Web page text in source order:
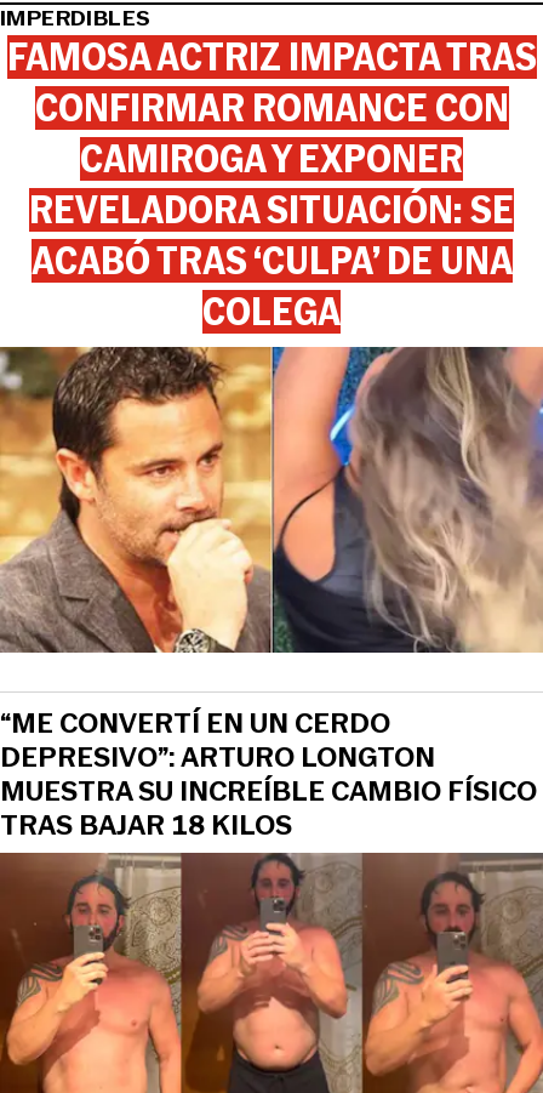
IMPERDIBLES
FAMOSA ACTRIZ IMPACTA TRAS
CONFIRMAR ROMANCE CON
CAMIROGA Y EXPONER
REVELADORA SITUACIÓN: SE
ACABÓ TRAS ‘CULPA’ DE UNA
COLEGA
“ME CONVERTÍ EN UN CERDO
DEPRESIVO”: ARTURO LONGTON
MUESTRA SU INCREÍBLE CAMBIO FÍSICO
TRAS BAJAR 18 KILOS